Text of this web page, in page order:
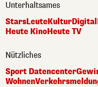
Unterhaltsames
StarsLeuteKulturDigital
Heute KinoHeute TV
Nützliches
Sport Datencenter
Wohnen